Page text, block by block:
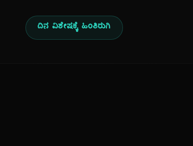
ದಿನ ವಿಶೇಷಕ್ಕೆ ಹಿಂತಿರುಗಿ